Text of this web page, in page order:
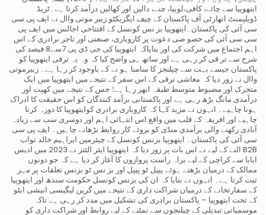
ایتھوپیا سے چائے، کافی،لوبیا، چنے، دالیں اور کھالیں درآمد کرتا ہے۔ٹریڈ
ڈویلپمنٹ اتھارٹی آف پاکستان کے چیف ایگزیکٹو زبیر موتی واال نے ایف پی سی
سی آئی کی پاکستان۔ایتھوپیا بز نس کونسل کے افتتاحی اجالس میں ایف پی
سی سی آئی کی خصو صی دعوت پر کاروباری، صنعتی اور تاجر برادری کے اس
اہم اجتماع میں شرکت کی اور بتایاکہ ایتھوپیا کی جی ڈی پی 7سے8 فیصد کی
شرح سے تر قی کر رہی ہے اور ساتھ ہی واضح کیا کہ وہ یہ ترقی ایتھوپیا کو
پاکستان جیسے بہت سے چیلنجز کا سامنا ہو نے کے باوجود کر رہا ہے۔ زبیرموتی
واال نے زور دیا کہ معاشی ترقی کے اس سفر کے نتیجے میں ایتھوپیا میں ایک
متحرک اور مضبوط متوسط طبقہ ابھر رہا ہے؛ جس کے نتیجے میں کھپت اور
درآمدی مانگ بڑھ رہی ہے اور پاکستانی برآمد کنندگان کو اس حقیقت کا ادراک
ہونا چاہیے۔ انہوں نے مزید کہا کہ کاروباری برادری کوایتھوپیا کا دورہ کرنا
چاہیے اور افریقہ کے قلب میں واقع اس انتہائی اہم اور دوسری سب سے زیادہ
آبادی رکھنے والی برآمدی منڈی کو بروئے کار روابط بڑھانے چاہیں۔ ایف پی سی
سی آئی کی پاکستان۔ ایتھوپیا بزنس کونسل کے چیئرمین ابراہیم خالد تواب
B2B النے کے لیے نے اس بات پر زور دیا کہ ایتھوپیا ایئر الئنز نے 2023 میں ادیس
ابابا سے کراچی کے لیے براہ راست پروازوں کا آغاز کر دیا ہے کہ جو دونوں
ممالک کے درمیان بڑھتے ہوئے پیپل ٹو پیپل اور بز نس ٹو بزنس تعلقات پر مہر
ثبت کرتا ہے۔ انہوں نے بتایا کہ ان کی بزنس کونسل حکومت سندھ اور ایتھوپیا
کے سفارتخانے کے درمیان شراکت داری کے نتیجے میں گرین لیگیسی انیشی ایٹو
کے تحت ایتھوپیا – پاکستان برادری کی تشکیل میں مدد کر رہی ہے تاکہ
موسمیاتی تبدیلی کے چیلنجوں سے نمٹنے کے لیے روابط اور شراکت داری کو